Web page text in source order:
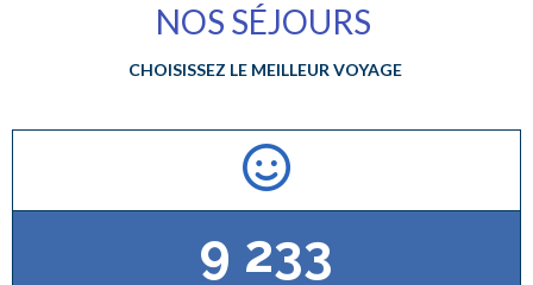
NOS SÉJOURS
CHOISISSEZ LE MEILLEUR VOYAGE
9 233